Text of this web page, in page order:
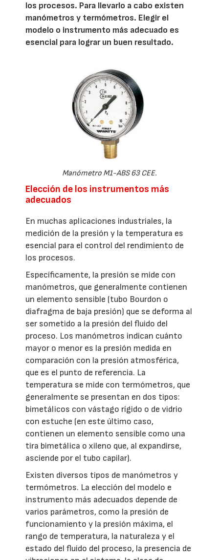
los procesos. Para llevarlo a cabo existen
manómetros y termómetros. Elegir el
modelo o instrumento más adecuado es
esencial para lograr un buen resultado.
Manómetro M1-ABS 63 CEE.
Elección de los instrumentos más
adecuados
En muchas aplicaciones industriales, la
medición de la presión y la temperatura es
esencial para el control del rendimiento de
los procesos.
Específicamente, la presión se mide con
manómetros, que generalmente contienen
un elemento sensible (tubo Bourdon o
diafragma de baja presión) que se deforma al
ser sometido a la presión del fluido del
proceso. Los manómetros indican cuánto
mayor o menor es la presión medida en
comparación con la presión atmosférica,
que es el punto de referencia. La
temperatura se mide con termómetros, que
generalmente se presentan en dos tipos:
bimetálicos con vástago rígido o de vidrio
con estuche (en este último caso,
contienen un elemento sensible como una
tira bimetálica o xileno que, al expandirse,
asciende por el tubo capilar).
Existen diversos tipos de manómetros y
termómetros. La elección del modelo e
instrumento más adecuados depende de
varios parámetros, como la presión de
funcionamiento y la presión máxima, el
rango de temperatura, la naturaleza y el
estado del fluido del proceso, la presencia de